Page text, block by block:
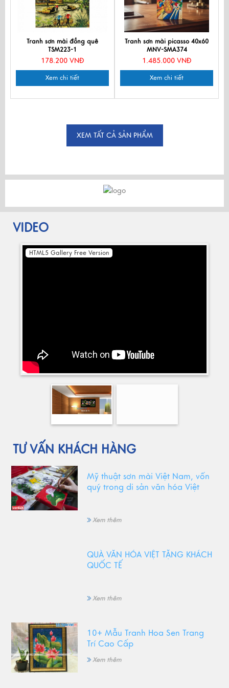
Tranh sơn mài đồng quê
TSM223-1
178.200 VNĐ
Xem chi tiết
Tranh sơn mài picasso 40x60
MNV-SMA374
1.485.000 VNĐ
Xem chi tiết
XEM TẤT CẢ SẢN PHẨM
VIDEO
HTML5 Gallery Free Version
TƯ VẤN KHÁCH HÀNG
Mỹ thuật sơn mài Việt Nam, vốn
quý trong di sản văn hóa Việt
Xem thêm
QUÀ VĂN HÓA VIỆT TẶNG KHÁCH
QUỐC TẾ
Xem thêm
10+ Mẫu Tranh Hoa Sen Trang
Trí Cao Cấp
Xem thêm